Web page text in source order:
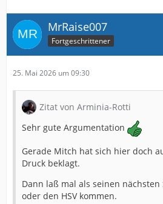
MrRaise007
Fortgeschrittener
25. Mai 2026 um 09:30
Zitat von Arminia-Rotti
Sehr gute Argumentation
Gerade Mitch hat sich hier doch
Druck beklagt.
Dann laß mal als seinen nächsten
oder den HSV kommen.